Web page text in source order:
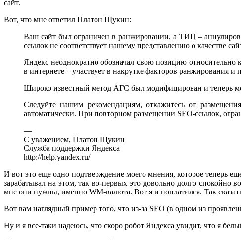
сайт.
Вот, что мне ответил Платон Щукин:
Ваш сайт был ограничен в ранжировании, а ТИЦ –
ссылок не соответствует нашему представлению о качестве
Яндекс неоднократно обозначал свою позицию
в интернете – участвует в накрутке факторов ранжирования
Широко известный метод АГС был модифицирован и теперь
Следуйте нашим рекомендациям, откажитесь от
автоматически. При повторном размещении SEO-ссылок,
—
С уважением, Платон Щукин
Служба поддержки Яндекса
http://help.yandex.ru/
И вот это еще одно подтверждение моего мнения, которое теперь
зарабатывал на этом, так во-первых это довольно долго
мне они нужны, именно WM-валюта. Вот я и поплатился. Так
Вот вам наглядный пример того, что из-за SEO (в одном из
Ну и я все-таки надеюсь, что скоро робот Яндекса увидит, что я